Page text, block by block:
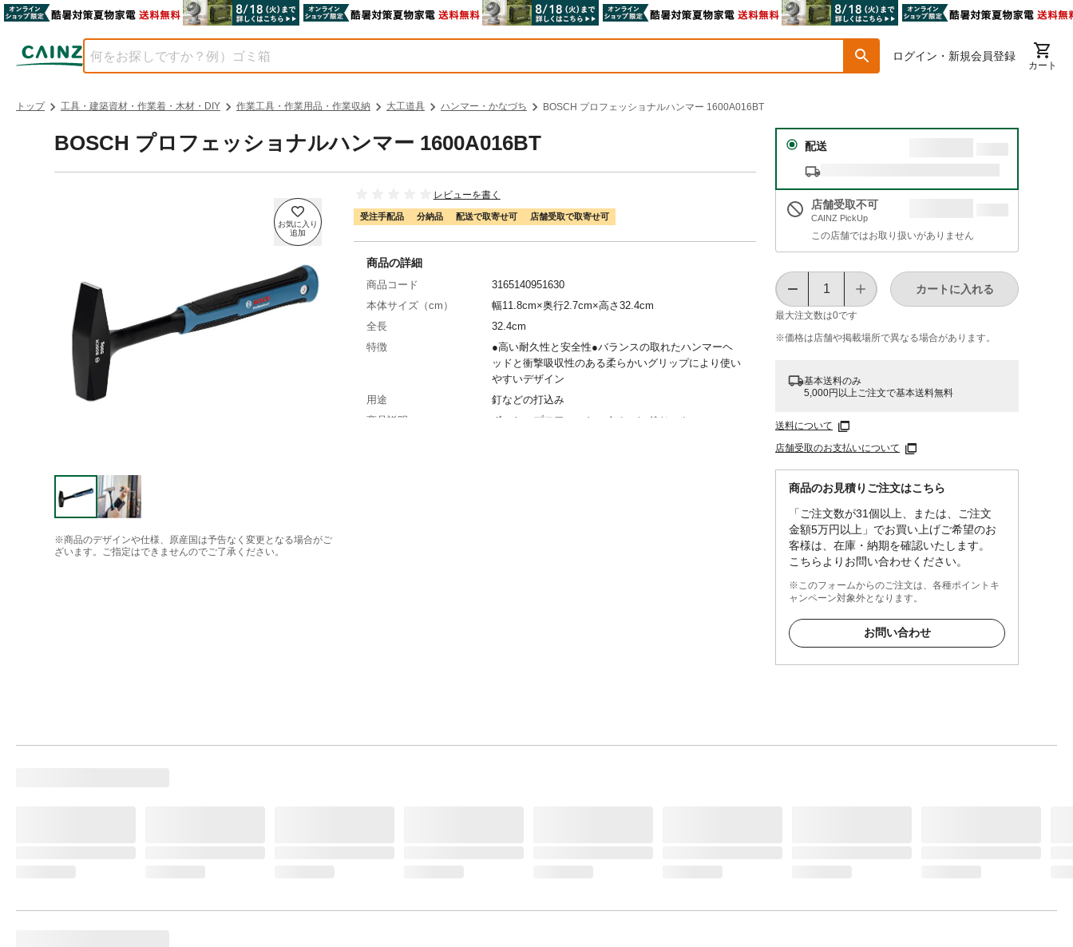
ログイン・新規会員登録
カート
トップ 工具・建築資材・作業着・木材・DIY 作業工具・作業用品・作業収納 大工道具 ハンマー・かなづち BOSCH プロフェッショナルハンマー 1600A016BT
BOSCH プロフェッショナルハンマー 1600A016BT
※商品のデザインや仕様、原産国は予告なく変更となる場合がご
ざいます。ご指定はできませんのでご了承ください。
レビューを書く
受注手配品 分納品 配送で取寄せ可 店舗受取で取寄せ可
配送
店舗受取不可
CAINZ PickUp
この店舗ではお取り扱いがありません
最大注文数は0です
カートに入れる
※価格は​店舗や​掲載場所で​異なる​場合が​あります。
基本送料のみ
5,000円以上ご注文で基本送料無料
送料について
店舗受取のお支払いについて
商品のお見積りご注文はこちら
「ご注文数が31個以上、または、ご注文
金額5万円以上」でお買い上げご希望のお
客様は、在庫・納期を確認いたします。
こちらよりお問い合わせください。
※このフォームからのご注文は、各種ポイントキ
ャンペーン対象外となります。
お問い合わせ
商品の詳細
商品コード
3165140951630
本体サイズ（cm）
幅11.8cm×奥行2.7cm×高さ32.4cm
全長
32.4cm
特徴
●高い耐久性と安全性●バランスの取れたハンマーヘ
ッドと衝撃吸収性のある柔らかいグリップにより使い
やすいデザイン
用途
釘などの打込み
商品説明
ボッシュプロフェッショナルハンドツール